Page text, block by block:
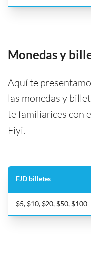
Monedas y
Aquí te
las monedas y
te familiarices con
Fiyi.
FJD billetes
$5, $10, $20, $50, $100